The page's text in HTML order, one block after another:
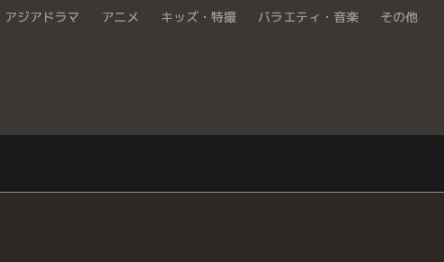
アジアドラマ アニメ キッズ・特撮 バラエティ・音楽 その他